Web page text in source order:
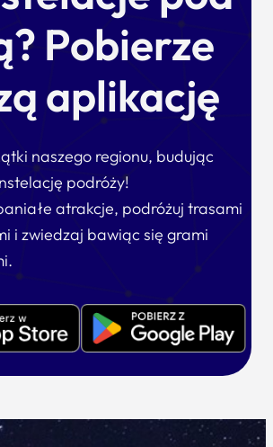
Pobierze
aplikację
naszego regionu, budując
podróży!
atrakcje, podróżuj trasami
i zwiedzaj bawiąc się grami